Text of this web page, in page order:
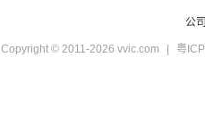
公
Copyright © 2011-2026 vvic.com | 粤